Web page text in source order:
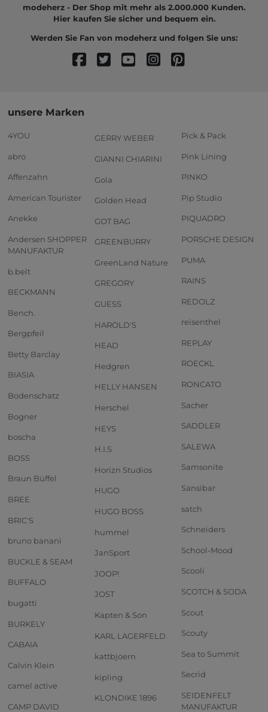
modeherz - Der Shop mit mehr als 2.000.000 Kunden.
Hier kaufen Sie sicher und bequem ein.
Werden Sie Fan von modeherz und folgen Sie uns:
unsere Marken
4YOU
abro
Affenzahn
American Tourister
Anekke
Andersen SHOPPER
MANUFAKTUR
b.belt
BECKMANN
Bench.
Bergpfeil
Betty Barclay
BIASIA
Bodenschatz
Bogner
boscha
BOSS
Braun Büffel
BREE
BRIC'S
bruno banani
BUCKLE & SEAM
BUFFALO
bugatti
BURKELY
CABAIA
Calvin Klein
camel active
CAMP DAVID
GERRY WEBER
GIANNI CHIARINI
Gola
Golden Head
GOT BAG
GREENBURRY
GreenLand Nature
GREGORY
GUESS
HAROLD'S
HEAD
Hedgren
HELLY HANSEN
Herschel
HEYS
H.I.S
Horizn Studios
HUGO
HUGO BOSS
hummel
JanSport
JOOP!
JOST
Kapten & Son
KARL LAGERFELD
kattbjoern
kipling
KLONDIKE 1896
Pick & Pack
Pink Lining
PINKO
Pip Studio
PIQUADRO
PORSCHE DESIGN
PUMA
RAINS
REDOLZ
reisenthel
REPLAY
ROECKL
RONCATO
Sacher
SADDLER
SALEWA
Samsonite
Sansibar
satch
Schneiders
School-Mood
Scooli
SCOTCH & SODA
Scout
Scouty
Sea to Summit
Secrid
SEIDENFELT
MANUFAKTUR